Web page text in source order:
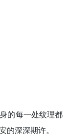
的每一处纹理都
的深深期许。